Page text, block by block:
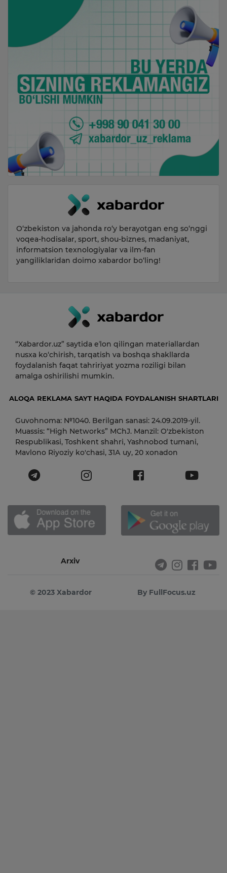
O‘zbekiston va jahonda ro‘y berayotgan eng so‘nggi
voqea-hodisalar, sport, shou-biznes, madaniyat,
informatsion texnologiyalar va ilm-fan
yangiliklaridan doimo xabardor bo‘ling!
“Xabardor.uz” saytida eʼlon qilingan materiallardan
nusxa ko‘chirish, tarqatish va boshqa shakllarda
foydalanish faqat tahririyat yozma roziligi bilan
amalga oshirilishi mumkin.
ALOQA REKLAMA SAYT HAQIDA FOYDALANISH SHARTLARI
Guvohnoma: №1040. Berilgan sanasi: 24.09.2019-yil.
Muassis: “High Networks” MChJ. Manzil: O'zbekiston
Respublikasi, Toshkent shahri, Yashnobod tumani,
Mavlono Riyoziy ko'chasi, 31А uy, 20 xonadon
Arxiv
© 2023 Xabardor By FullFocus.uz